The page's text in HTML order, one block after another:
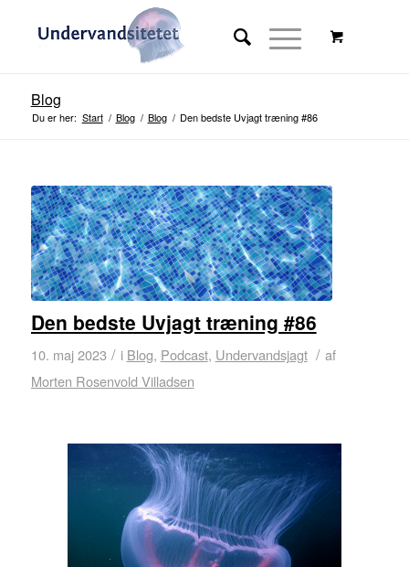
Blog
Du er her: Start / Blog / Blog / Den bedste Uvjagt træning #86
Den bedste Uvjagt træning #86
10. maj 2023 / i Blog, Podcast, Undervandsjagt / af
Morten Rosenvold Villadsen